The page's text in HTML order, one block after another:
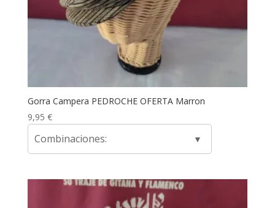
Gorra Campera PEDROCHE OFERTA Marron
9,95 €
Combinaciones: